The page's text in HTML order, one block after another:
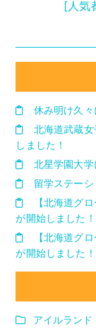
[人気
休み明け久
北海道武蔵
しました！
北星学園大
留学ステーシ
【北海道グ
が開始しました！
【北海道グ
が開始しました！
アイルランド